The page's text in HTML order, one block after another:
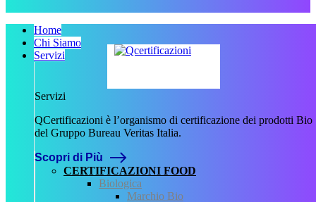
Home
Chi Siamo
Servizi
Servizi
QCertificazioni è l’organismo di certificazione dei prodotti Bio
del Gruppo Bureau Veritas Italia.
Scopri di Più
CERTIFICAZIONI FOOD
Biologica
Marchio Bio
Home